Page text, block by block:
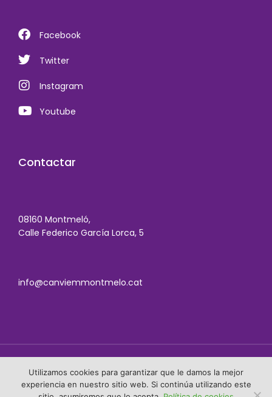
Facebook
Twitter
Instagram
Youtube
Contactar
08160 Montmeló,
Calle Federico García Lorca, 5
info@canviemmontmelo.cat
Política de cookies
Utilizamos cookies para garantizar que le damos la mejor
experiencia en nuestro sitio web. Si continúa utilizando este